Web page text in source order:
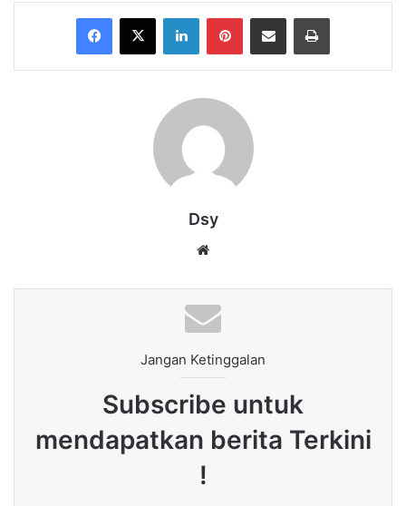
Facebook
X LinkedInPinterestShare via Email Print
Dsy
Jangan Ketinggalan
Subscribe untuk
mendapatkan berita Terkini
!